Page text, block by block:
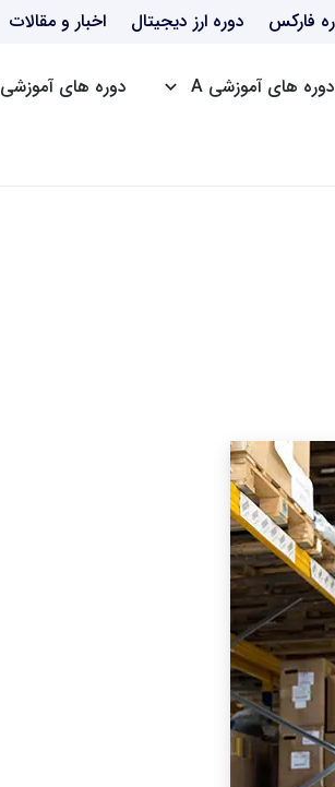
فارکس دوره ارز دیجیتال اخبار و مقالات
دوره های آموزشی A دوره های آموزشی B